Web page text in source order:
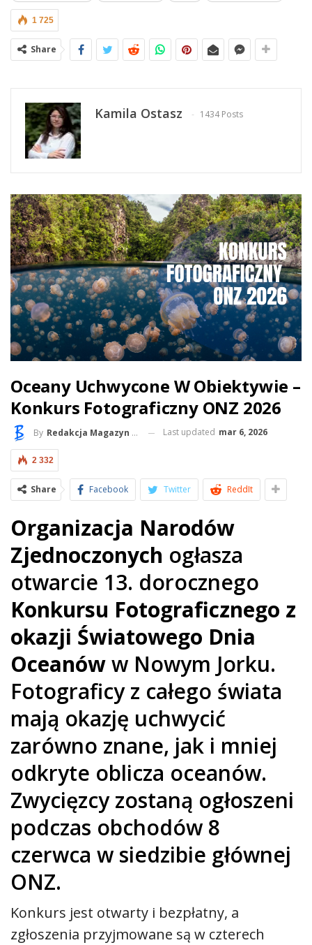
1 725
Share
Kamila Ostasz 1434 Posts
Oceany Uchwycone W Obiektywie –
Konkurs Fotograficzny ONZ 2026
By Redakcja Magazyn BlueLife Last updated mar 6, 2026
2 332
Share Facebook Twitter ReddIt
Organizacja Narodów
Zjednoczonych ogłasza
otwarcie 13. dorocznego
Konkursu Fotograficznego z
okazji Światowego Dnia
Oceanóww Nowym Jorku.
Fotograficy z całego świata
mają okazję uchwycić
zarówno znane, jak i mniej
odkryte oblicza oceanów.
Zwycięzcy zostaną ogłoszeni
podczas obchodów 8
czerwca w siedzibie głównej
ONZ.
Konkurs jest otwarty i bezpłatny, a
zgłoszenia przyjmowane są w czterech